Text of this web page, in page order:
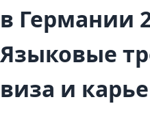
в Германии
Языковые
виза и